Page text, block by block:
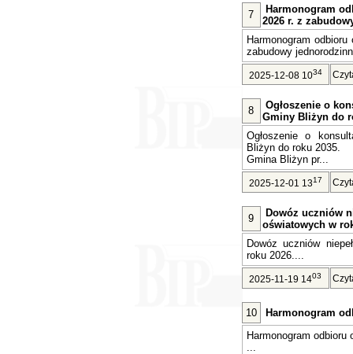
7
Harmonogram
2026 r. z
Harmonogram
zabudowy
2025-12-08 1034
8
Ogłoszenie o
Gminy Bliżyn do
Ogłoszenie o
Bliżyn do roku 2035.
Gmina Bliżyn pr...
2025-12-01 1317
9
Dowóz uczniów
oświatowych w
Dowóz uczniów
roku 2026....
2025-11-19 1403
10
Harmonogram
Harmonogram odbioru
...